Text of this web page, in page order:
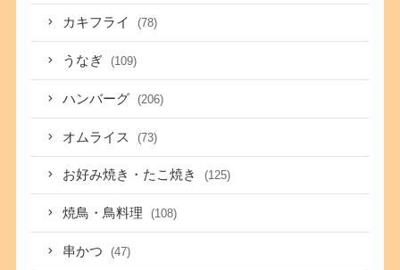
カキフライ (78)
うなぎ (109)
ハンバーグ (206)
オムライス (73)
お好み焼き・たこ焼き (125)
焼鳥・鳥料理 (108)
串かつ (47)